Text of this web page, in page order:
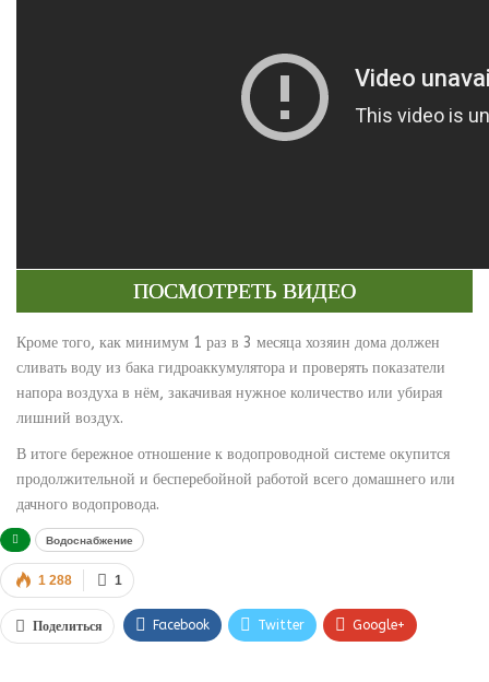
ПОСМОТРЕТЬ ВИДЕО
Кроме того, как минимум 1 раз в 3 месяца хозяин дома должен
сливать воду из бака гидроаккумулятора и проверять показатели
напора воздуха в нём, закачивая нужное количество или убирая
лишний воздух.
В итоге бережное отношение к водопроводной системе окупится
продолжительной и бесперебойной работой всего домашнего или
дачного водопровода.
Водоснабжение
1
1 288
Поделиться Facebook Twitter Google+